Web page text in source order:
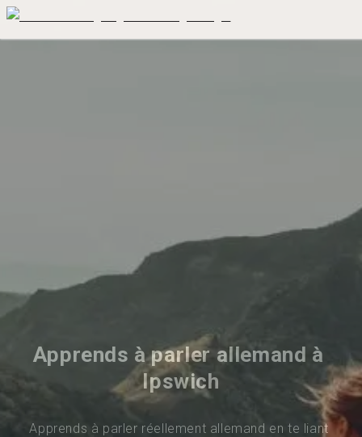
Apprends à parler allemand à
Ipswich
Apprends à parler réellement allemand en te liant